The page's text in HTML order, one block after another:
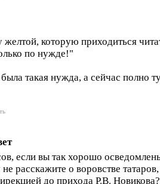
которую приходиться
по нужде!"
такая нужда, а сейчас полно
если вы так хорошо
расскажите о воровстве
до прихода Р.В.